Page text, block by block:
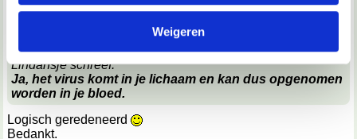
informatie die je aan ze hebt verstrekt of die ze hebben
verzameld op basis van jouw gebruik van hun services.
We werken samen met
kunnen ontvangen en verwerken.
Weigeren
03-01-2003, 18:41
Lindansje schreef:
Ja, het virus komt in je lichaam en kan dus opgenomen
worden in je bloed.
Logisch geredeneerd
Bedankt.